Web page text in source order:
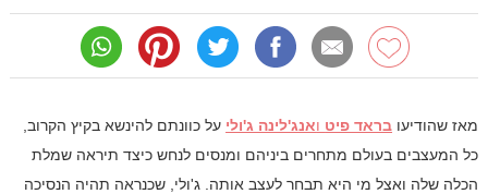
מאז שהודיעו בראד פיט ואנג'לינה ג'ולי על כוונתם להינשא בקיץ הקרוב,
כל המעצבים בעולם מתחרים ביניהם ומנסים לנחש כיצד תיראה שמלת
הכלה שלה ואצל מי היא תבחר לעצב אותה. ג'ולי, שכנראה תהיה הנסיכה